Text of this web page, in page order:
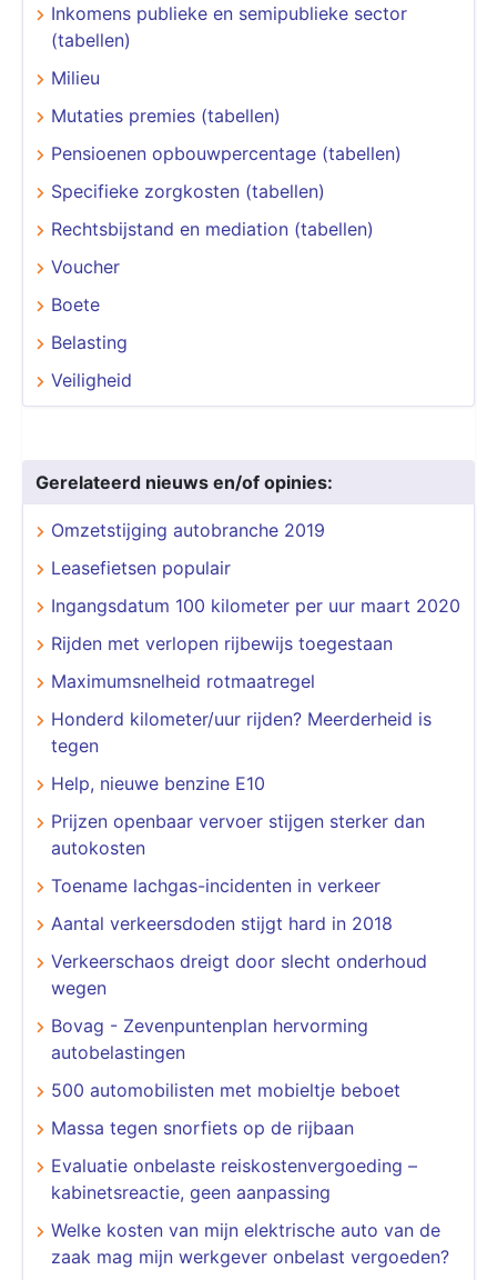
Inkomens publieke en semipublieke sector
(tabellen)
Milieu
Mutaties premies (tabellen)
Pensioenen opbouwpercentage (tabellen)
Specifieke zorgkosten (tabellen)
Rechtsbijstand en mediation (tabellen)
Voucher
Boete
Belasting
Veiligheid
Gerelateerd nieuws en/of opinies:
Omzetstijging autobranche 2019
Leasefietsen populair
Ingangsdatum 100 kilometer per uur maart 2020
Rijden met verlopen rijbewijs toegestaan
Maximumsnelheid rotmaatregel
Honderd kilometer/uur rijden? Meerderheid is
tegen
Help, nieuwe benzine E10
Prijzen openbaar vervoer stijgen sterker dan
autokosten
Toename lachgas-incidenten in verkeer
Aantal verkeersdoden stijgt hard in 2018
Verkeerschaos dreigt door slecht onderhoud
wegen
Bovag - Zevenpuntenplan hervorming
autobelastingen
500 automobilisten met mobieltje beboet
Massa tegen snorfiets op de rijbaan
Evaluatie onbelaste reiskostenvergoeding –
kabinetsreactie, geen aanpassing
Welke kosten van mijn elektrische auto van de
zaak mag mijn werkgever onbelast vergoeden?